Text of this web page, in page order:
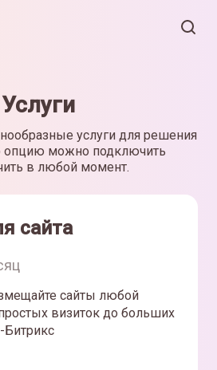
Услуги
услуги для решения
опцию можно подключить
в любой момент.
сайта
сайты любой
визиток до больших
Битрикс